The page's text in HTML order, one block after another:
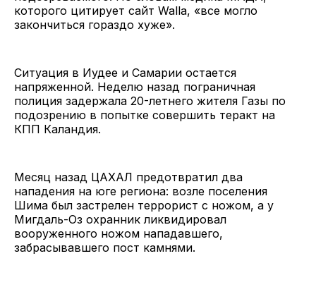
которого цитирует сайт Walla, «все могло
закончиться гораздо хуже».
Ситуация в Иудее и Самарии остается
напряженной. Неделю назад пограничная
полиция задержала 20-летнего жителя Газы по
подозрению в попытке совершить теракт на
КПП Каландия.
Месяц назад ЦАХАЛ предотвратил два
нападения на юге региона: возле поселения
Шима был застрелен террорист с ножом, а у
Мигдаль-Оз охранник ликвидировал
вооруженного ножом нападавшего,
забрасывавшего пост камнями.